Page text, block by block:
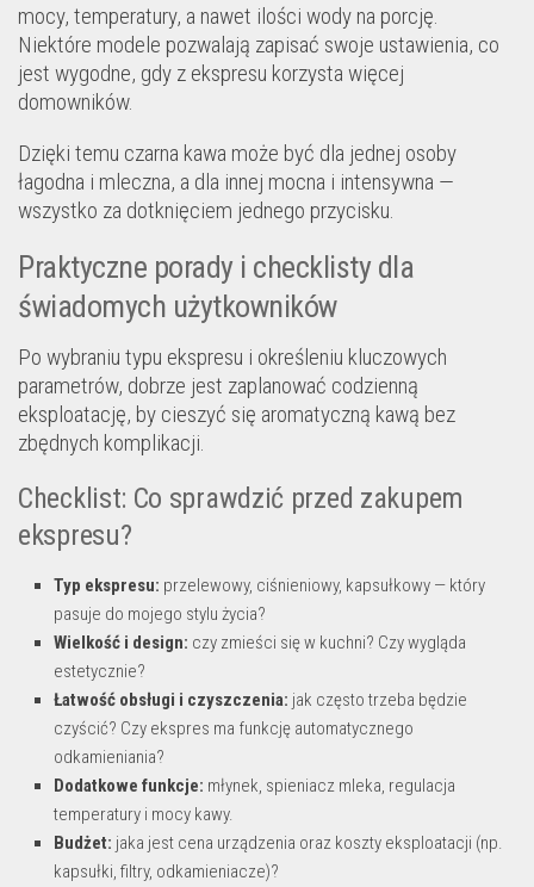
mocy, temperatury, a nawet ilości wody na porcję.
Niektóre modele pozwalają zapisać swoje ustawienia, co
jest wygodne, gdy z ekspresu korzysta więcej
domowników.
Dzięki temu czarna kawa może być dla jednej osoby
łagodna i mleczna, a dla innej mocna i intensywna —
wszystko za dotknięciem jednego przycisku.
Praktyczne porady i checklisty dla
świadomych użytkowników
Po wybraniu typu ekspresu i określeniu kluczowych
parametrów, dobrze jest zaplanować codzienną
eksploatację, by cieszyć się aromatyczną kawą bez
zbędnych komplikacji.
Checklist: Co sprawdzić przed zakupem
ekspresu?
Typ ekspresu: przelewowy, ciśnieniowy, kapsułkowy — który
pasuje do mojego stylu życia?
Wielkość i design: czy zmieści się w kuchni? Czy wygląda
estetycznie?
Łatwość obsługi i czyszczenia: jak często trzeba będzie
czyścić? Czy ekspres ma funkcję automatycznego
odkamieniania?
Dodatkowe funkcje: młynek, spieniacz mleka, regulacja
temperatury i mocy kawy.
Budżet: jaka jest cena urządzenia oraz koszty eksploatacji (np.
kapsułki, filtry, odkamieniacze)?